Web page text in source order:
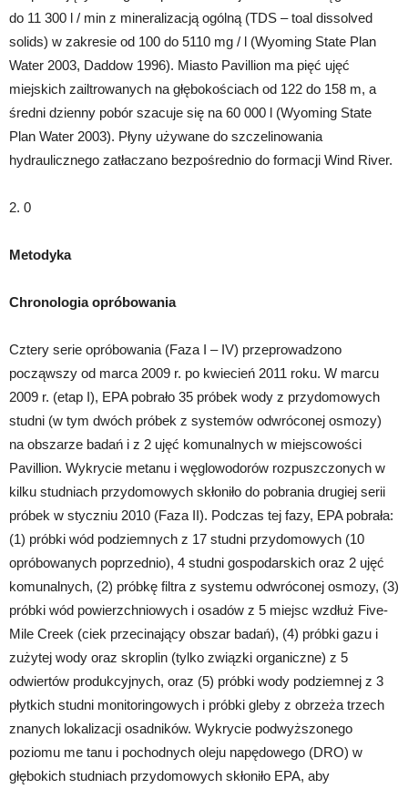
do 11 300 l / min z mineralizacją ogólną (TDS – toal dissolved
solids) w zakresie od 100 do 5110 mg / l (Wyoming State Plan
Water 2003, Daddow 1996). Miasto Pavillion ma pięć ujęć
miejskich zailtrowanych na głębokościach od 122 do 158 m, a
średni dzienny pobór szacuje się na 60 000 l (Wyoming State
Plan Water 2003). Płyny używane do szczelinowania
hydraulicznego zatłaczano bezpośrednio do formacji Wind River.
2. 0
Metodyka
Chronologia opróbowania
Cztery serie opróbowania (Faza I – IV) przeprowadzono
począwszy od marca 2009 r. po kwiecień 2011 roku. W marcu
2009 r. (etap I), EPA pobrało 35 próbek wody z przydomowych
studni (w tym dwóch próbek z systemów odwróconej osmozy)
na obszarze badań i z 2 ujęć komunalnych w miejscowości
Pavillion. Wykrycie metanu i węglowodorów rozpuszczonych w
kilku studniach przydomowych skłoniło do pobrania drugiej serii
próbek w styczniu 2010 (Faza II). Podczas tej fazy, EPA pobrała:
(1) próbki wód podziemnych z 17 studni przydomowych (10
opróbowanych poprzednio), 4 studni gospodarskich oraz 2 ujęć
komunalnych, (2) próbkę filtra z systemu odwróconej osmozy, (3)
próbki wód powierzchniowych i osadów z 5 miejsc wzdłuż Five-
Mile Creek (ciek przecinający obszar badań), (4) próbki gazu i
zużytej wody oraz skroplin (tylko związki organiczne) z 5
odwiertów produkcyjnych, oraz (5) próbki wody podziemnej z 3
płytkich studni monitoringowych i próbki gleby z obrzeża trzech
znanych lokalizacji osadników. Wykrycie podwyższonego
poziomu me tanu i pochodnych oleju napędowego (DRO) w
głębokich studniach przydomowych skłoniło EPA, aby